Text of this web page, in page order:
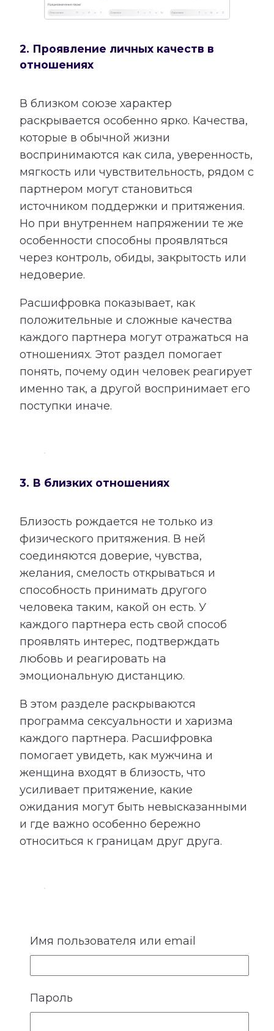
2. Проявление личных качеств в
отношениях
В близком союзе характер
раскрывается особенно ярко. Качества,
которые в обычной жизни
воспринимаются как сила, уверенность,
мягкость или чувствительность, рядом с
партнером могут становиться
источником поддержки и притяжения.
Но при внутреннем напряжении те же
особенности способны проявляться
через контроль, обиды, закрытость или
недоверие.
Расшифровка показывает, как
положительные и сложные качества
каждого партнера могут отражаться на
отношениях. Этот раздел помогает
понять, почему один человек реагирует
именно так, а другой воспринимает его
поступки иначе.
3. В близких отношениях
Близость рождается не только из
физического притяжения. В ней
соединяются доверие, чувства,
желания, смелость открываться и
способность принимать другого
человека таким, какой он есть. У
каждого партнера есть свой способ
проявлять интерес, подтверждать
любовь и реагировать на
эмоциональную дистанцию.
В этом разделе раскрываются
программа сексуальности и харизма
каждого партнера. Расшифровка
помогает увидеть, как мужчина и
женщина входят в близость, что
усиливает притяжение, какие
ожидания могут быть невысказанными
и где важно особенно бережно
относиться к границам друг друга.
У каждого человека существует
собственное представление о любви,
заботе и роли партнера. Кто-то
особенно нуждается в надежности и
Имя пользователя или email
Пароль